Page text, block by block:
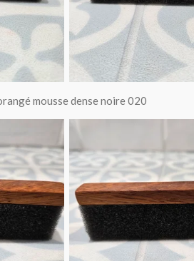
mousse dense noire 020